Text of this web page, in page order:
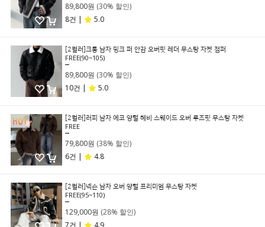
89,800원 (30% 할인)
8건 |
5.0
[2컬러]크롱 남자 밍크 퍼 안감 오버핏 레더 무스탕 자켓 점퍼
FREE(90~105)
89,800원 (30% 할인)
10건 |
5.0
[2컬러]러피 남자 에코 양털 헤비 스웨이드 오버 루즈핏 무스탕 자켓
FREE
79,800원 (38% 할인)
6건 |
4.8
[2컬러]넥슨 남자 오버 양털 프리미엄 무스탕 자켓
FREE(95~110)
129,000원 (28% 할인)